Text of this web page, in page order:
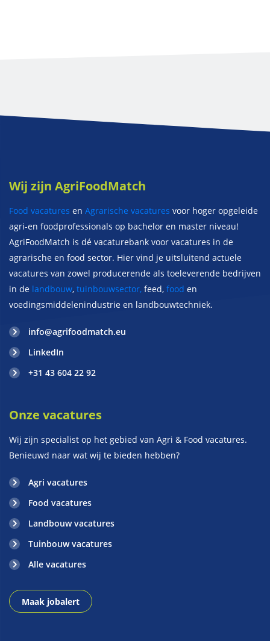
Wij zijn AgriFoodMatch
Food vacatures en Agrarische vacatures voor hoger opgeleide
agri-en foodprofessionals op bachelor en master niveau!
AgriFoodMatch is dé vacaturebank voor vacatures in de
agrarische en food sector. Hier vind je uitsluitend actuele
vacatures van zowel producerende als toeleverende bedrijven
in de landbouw, tuinbouwsector, feed, food en
voedingsmiddelenindustrie en landbouwtechniek.
info@agrifoodmatch.eu
LinkedIn
+31 43 604 22 92
Onze vacatures
Wij zijn specialist op het gebied van Agri & Food vacatures.
Benieuwd naar wat wij te bieden hebben?
Agri vacatures
Food vacatures
Landbouw vacatures
Tuinbouw vacatures
Alle vacatures
Maak jobalert